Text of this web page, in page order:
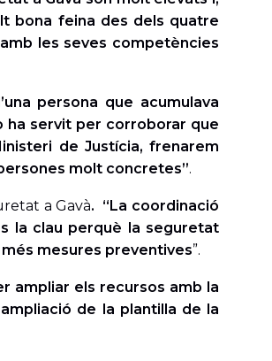
bona feina des dels quatre
les seves competències
persona que acumulava
ha servit per corroborar que
de Justícia, frenarem
molt concretes”.
a Gavà. “La coordinació
la clau perquè la seguretat
mesures preventives”.
ampliar els recursos amb la
de la plantilla de la